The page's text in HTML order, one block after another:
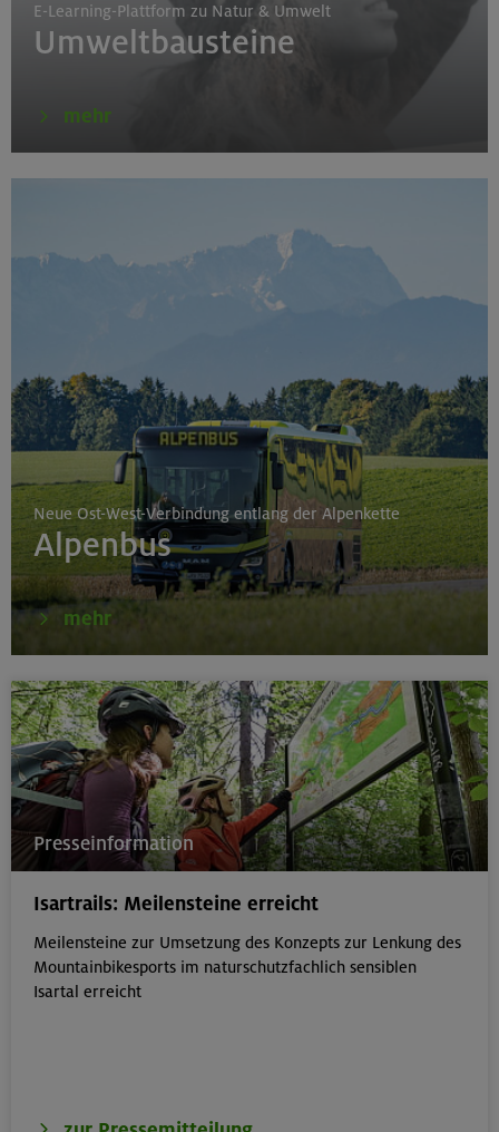
E-Learning-Plattform zu Natur & Umwelt
Umweltbausteine
mehr
Neue Ost-West-Verbindung entlang der Alpenkette
Alpenbus
mehr
Presseinformation
Isartrails: Meilensteine erreicht
Meilensteine zur Umsetzung des Konzepts zur Lenkung des
Mountainbikesports im naturschutzfachlich sensiblen
Isartal erreicht